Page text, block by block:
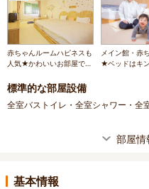
赤ちゃんルームハピネスも
人気★かわいいお部屋で旅
メイン館・赤
★ベッドはキン
標準的な部屋設備
全室バストイレ・全室シャワー・全
部屋情
基本情報